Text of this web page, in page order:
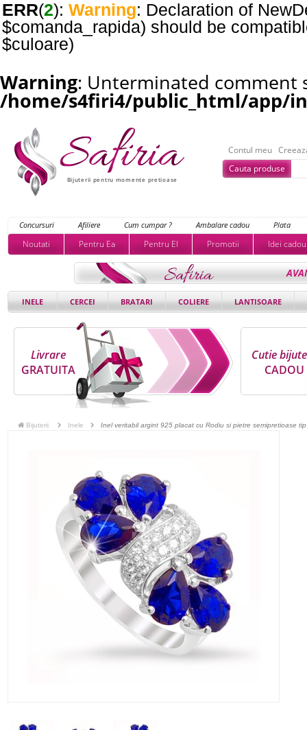
ERR(2): Warning: Declaration of
$comanda_rapida) should be
$culoare)
Warning: Unterminated comment
/home/s4firi4/public_html/app/
Bijuterii pentru momente pretioase
Contul meu
Cauta produse
Concursuri Afiliere Cum cumpar ? Ambalare cadou Plata
Noutati Pentru Ea Pentru El Promotii Idei
INELE CERCEI BRATARI COLIERE LANTISOARE
Livrare
GRATUITA
Cutie
CADOU
Bijuterii Inele Inel veritabil argint 925 placat cu Rodiu si pietre semipretioase